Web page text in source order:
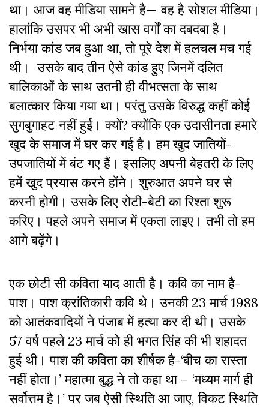
था। आज वह मीडिया सामने है— वह है सोशल मीडिया।
हालांकि उसपर भी अभी खास वर्गों का दबदबा है।
निर्भया कांड जब हुआ था, तो पूरे देश में हलचल मच गई
थी। उसके बाद तीन ऐसे कांड हुए जिनमें दलित
बालिकाओं के साथ उतनी ही वीभत्सता के साथ
बलात्कार किया गया था। परंतु उसके विरुद्ध कहीं कोई
सुगबुगाहट नहीं हुई। क्यों? क्योंकि एक उदासीनता हमारे
खुद के समाज में घर कर गई है। हम खुद जातियों-
उपजातियों में बंट गए हैं। इसलिए अपनी बेहतरी के लिए
हमें खुद प्रयास करने होंने। शुरुआत अपने घर से
करनी होगी। उसके लिए रोटी-बेटी का रिश्ता शुरू
करिए। पहले अपने समाज में एकता लाइए। तभी तो हम
आगे बढ़ेंगे।
एक छोटी सी कविता याद आती है। कवि का नाम है-
पाश। पाश क्रांतिकारी कवि थे। उनकी 23 मार्च 1988
को आतंकवादियों ने पंजाब में हत्या कर दी थी। उसके
57 वर्ष पहले 23 मार्च को ही भगत सिंह की भी शहादत
हुई थी। पाश की कविता का शीर्षक है-‘बीच का रास्ता
नहीं होता।’ महात्मा बुद्ध ने तो कहा था – ‘मध्यम मार्ग ही
सर्वोत्तम है।’ पर जब ऐसी स्थिति आ जाए, विकट स्थिति